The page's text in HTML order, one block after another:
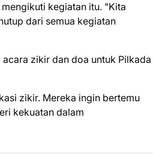
kegiatan itu. "Kita
dari semua kegiatan
zikir dan doa untuk Pilkada
zikir. Mereka ingin bertemu
kekuatan dalam